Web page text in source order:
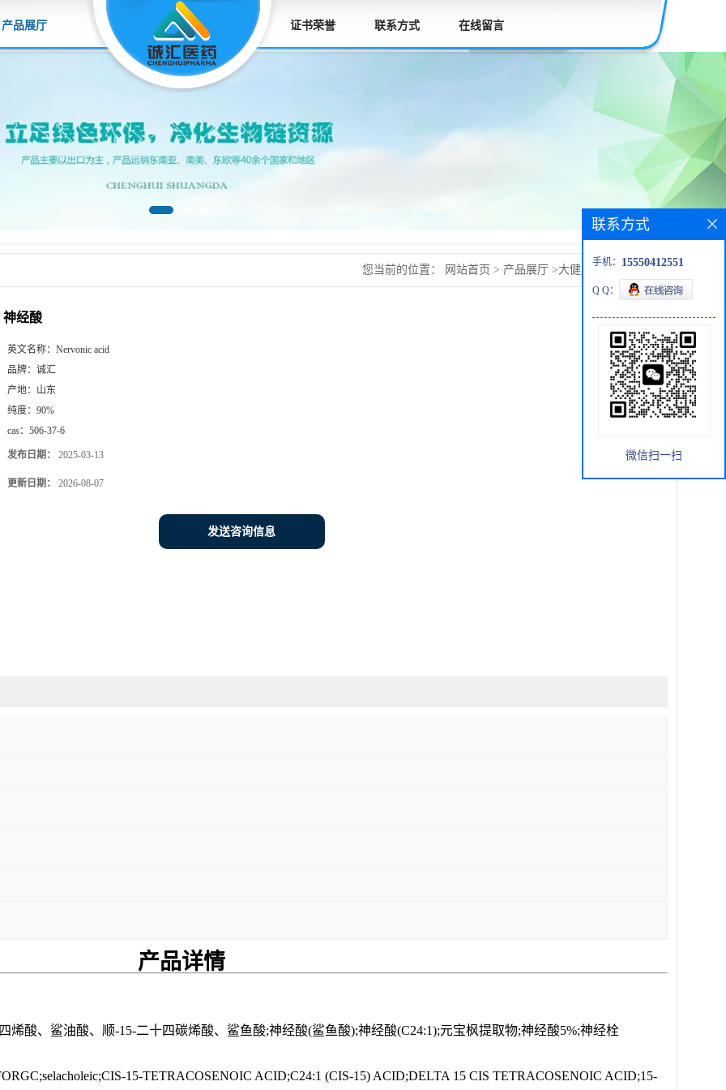
产品展厅 证书荣誉 联系方式 在线留言
您当前的位置： 网站首页 > 产品展厅 >大健康产品 >神经酸
神经酸
英文名称： Nervonic acid
品牌： 诚汇
产地： 山东
纯度： 90%
cas： 506-37-6
发布日期： 2025-03-13
更新日期： 2026-08-07
发送咨询信息
产品详情
烯酸、鲨油酸、顺-15-二十四碳烯酸、鲨鱼酸;神经酸(鲨鱼酸);神经酸(C24:1);元宝枫提取物;神经酸5%;神经栓
15-TETRACOSENOIC ACID;C24:1 (CIS-15) ACID;DELTA 15 CIS TETRACOSENOIC ACID;15-
联系方式
手机： 15550412551
Q Q：
微信扫一扫